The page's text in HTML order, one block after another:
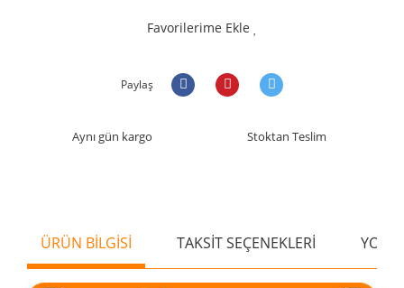
Favorilerime Ekle
Paylaş
Aynı gün kargo Stoktan Teslim
ÜRÜN BİLGİSİ TAKSİT SEÇENEKLERİ